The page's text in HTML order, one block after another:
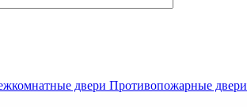
двери Противопожарные двери